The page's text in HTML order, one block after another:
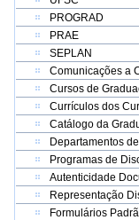
PROGRAD
PRAE
SEPLAN
Comunicações a
Cursos de
Currículos dos
Catálogo da
Departamentos
Programas de
Autenticidade
Representação
Formulários